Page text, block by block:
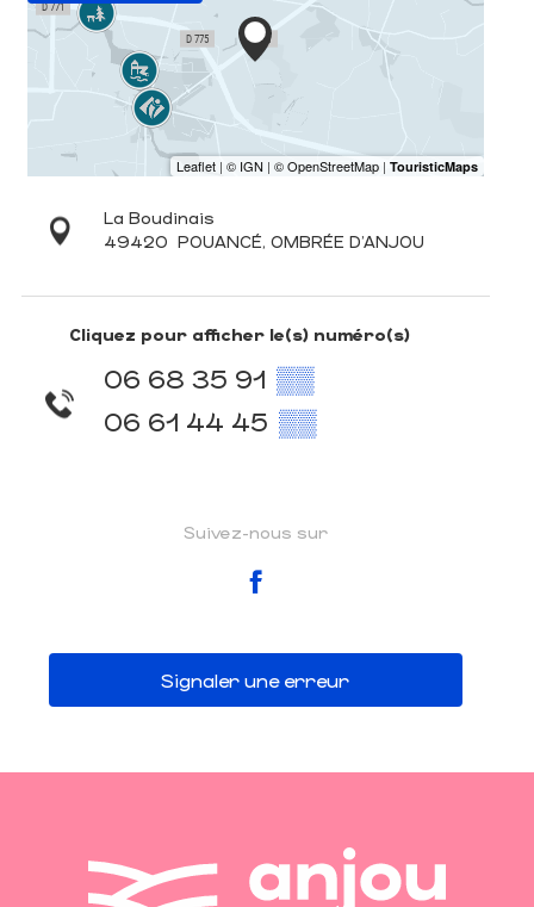
La Boudinais
49420 POUANCÉ, OMBRÉE D'ANJOU
Cliquez pour afficher le(s) numéro(s)
06 68 35 91 ▒▒
06 61 44 45 ▒▒
Suivez-nous sur
Signaler une erreur